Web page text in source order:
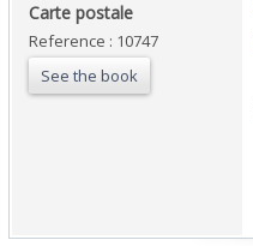
‎Carte postale ‎
Reference : 10747
See the book